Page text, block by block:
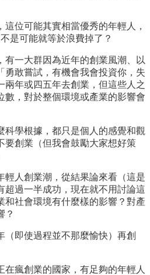
位可能其實相當優秀的年輕人，
是可能就等於浪費掉了？
有一大群因為近年的創業風潮、以
勇敢嘗試，有機會我會投資你，失
兩年或四五年去創業，但這些人之
數，對於整個環境或產業的影響會
科學根據，都只是個人的感覺和觀
要創業（但我會鼓勵大家想好策
輕人創業潮，從結果論來看（這是
超過一半成功，現在就不用討論這
和社會環境有什麼樣的影響？對產
？
（即使過程並不那麼愉快）再創
在瘋創業的國家，有足夠的年輕人